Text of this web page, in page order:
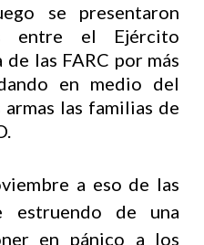
se presentaron
entre el Ejército
las FARC por más
en medio del
las familias de
a eso de las
estruendo de una
en pánico a los